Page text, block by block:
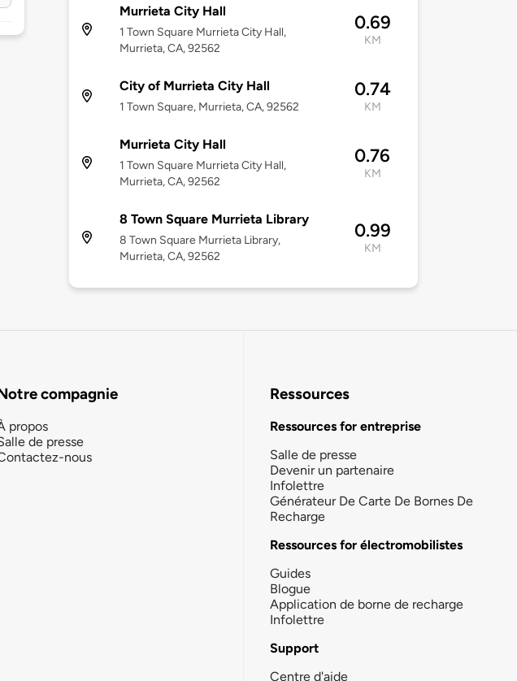
Murrieta City Hall
1 Town Square Murrieta City Hall,
Murrieta, CA, 92562
0.69
KM
City of Murrieta City Hall
1 Town Square, Murrieta, CA, 92562
0.74
KM
Murrieta City Hall
1 Town Square Murrieta City Hall,
Murrieta, CA, 92562
0.76
KM
8 Town Square Murrieta Library
8 Town Square Murrieta Library,
Murrieta, CA, 92562
0.99
KM
compagnie
propos
de presse
nous
Ressources
Ressources for entreprise
Salle de presse
Devenir un partenaire
Infolettre
Générateur De Carte De Bornes De
Recharge
Ressources for électromobilistes
Guides
Blogue
Application de borne de recharge
Infolettre
Support
Centre d'aide